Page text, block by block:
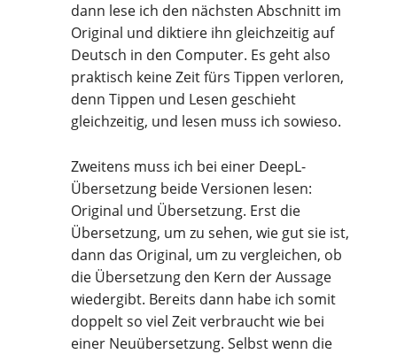
dann lese ich den nächsten Abschnitt im
Original und diktiere ihn gleichzeitig auf
Deutsch in den Computer. Es geht also
praktisch keine Zeit fürs Tippen verloren,
denn Tippen und Lesen geschieht
gleichzeitig, und lesen muss ich sowieso.
Zweitens muss ich bei einer DeepL-
Übersetzung beide Versionen lesen:
Original und Übersetzung. Erst die
Übersetzung, um zu sehen, wie gut sie ist,
dann das Original, um zu vergleichen, ob
die Übersetzung den Kern der Aussage
wiedergibt. Bereits dann habe ich somit
doppelt so viel Zeit verbraucht wie bei
einer Neuübersetzung. Selbst wenn die